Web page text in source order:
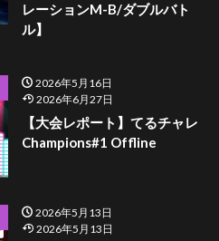
レーションM-B/ダブルバト
ル】
2026年5月16日
2026年6月27日
【大会レポート】てるチャレ
Champions#1 Offline
2026年5月13日
2026年5月13日